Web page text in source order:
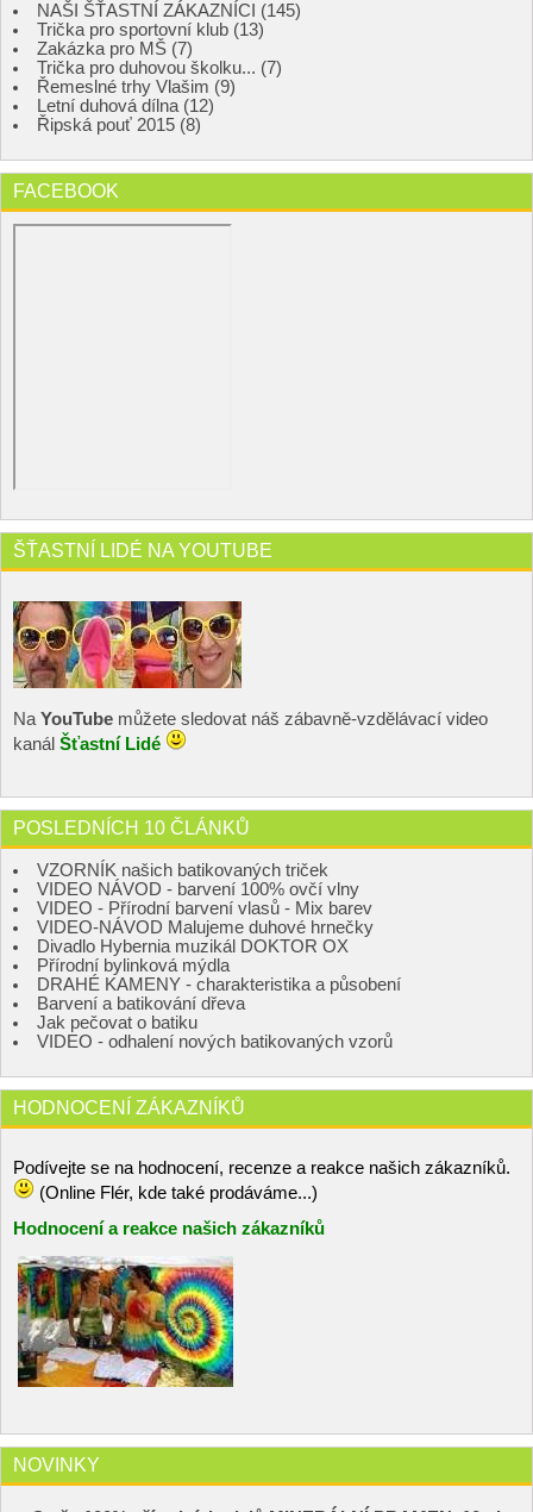
NAŠI ŠŤASTNÍ ZÁKAZNÍCI (145)
Trička pro sportovní klub (13)
Zakázka pro MŠ (7)
Trička pro duhovou školku... (7)
Řemeslné trhy Vlašim (9)
Letní duhová dílna (12)
Řipská pouť 2015 (8)
FACEBOOK
ŠŤASTNÍ LIDÉ NA YOUTUBE
Na YouTube můžete sledovat náš zábavně-vzdělávací video
kanál Šťastní Lidé
POSLEDNÍCH 10 ČLÁNKŮ
VZORNÍK našich batikovaných triček
VIDEO NÁVOD - barvení 100% ovčí vlny
VIDEO - Přírodní barvení vlasů - Mix barev
VIDEO-NÁVOD Malujeme duhové hrnečky
Divadlo Hybernia muzikál DOKTOR OX
Přírodní bylinková mýdla
DRAHÉ KAMENY - charakteristika a působení
Barvení a batikování dřeva
Jak pečovat o batiku
VIDEO - odhalení nových batikovaných vzorů
HODNOCENÍ ZÁKAZNÍKŮ
Podívejte se na hodnocení, recenze a reakce našich zákazníků.
(Online Flér, kde také prodáváme...)
Hodnocení a reakce našich zákazníků
NOVINKY